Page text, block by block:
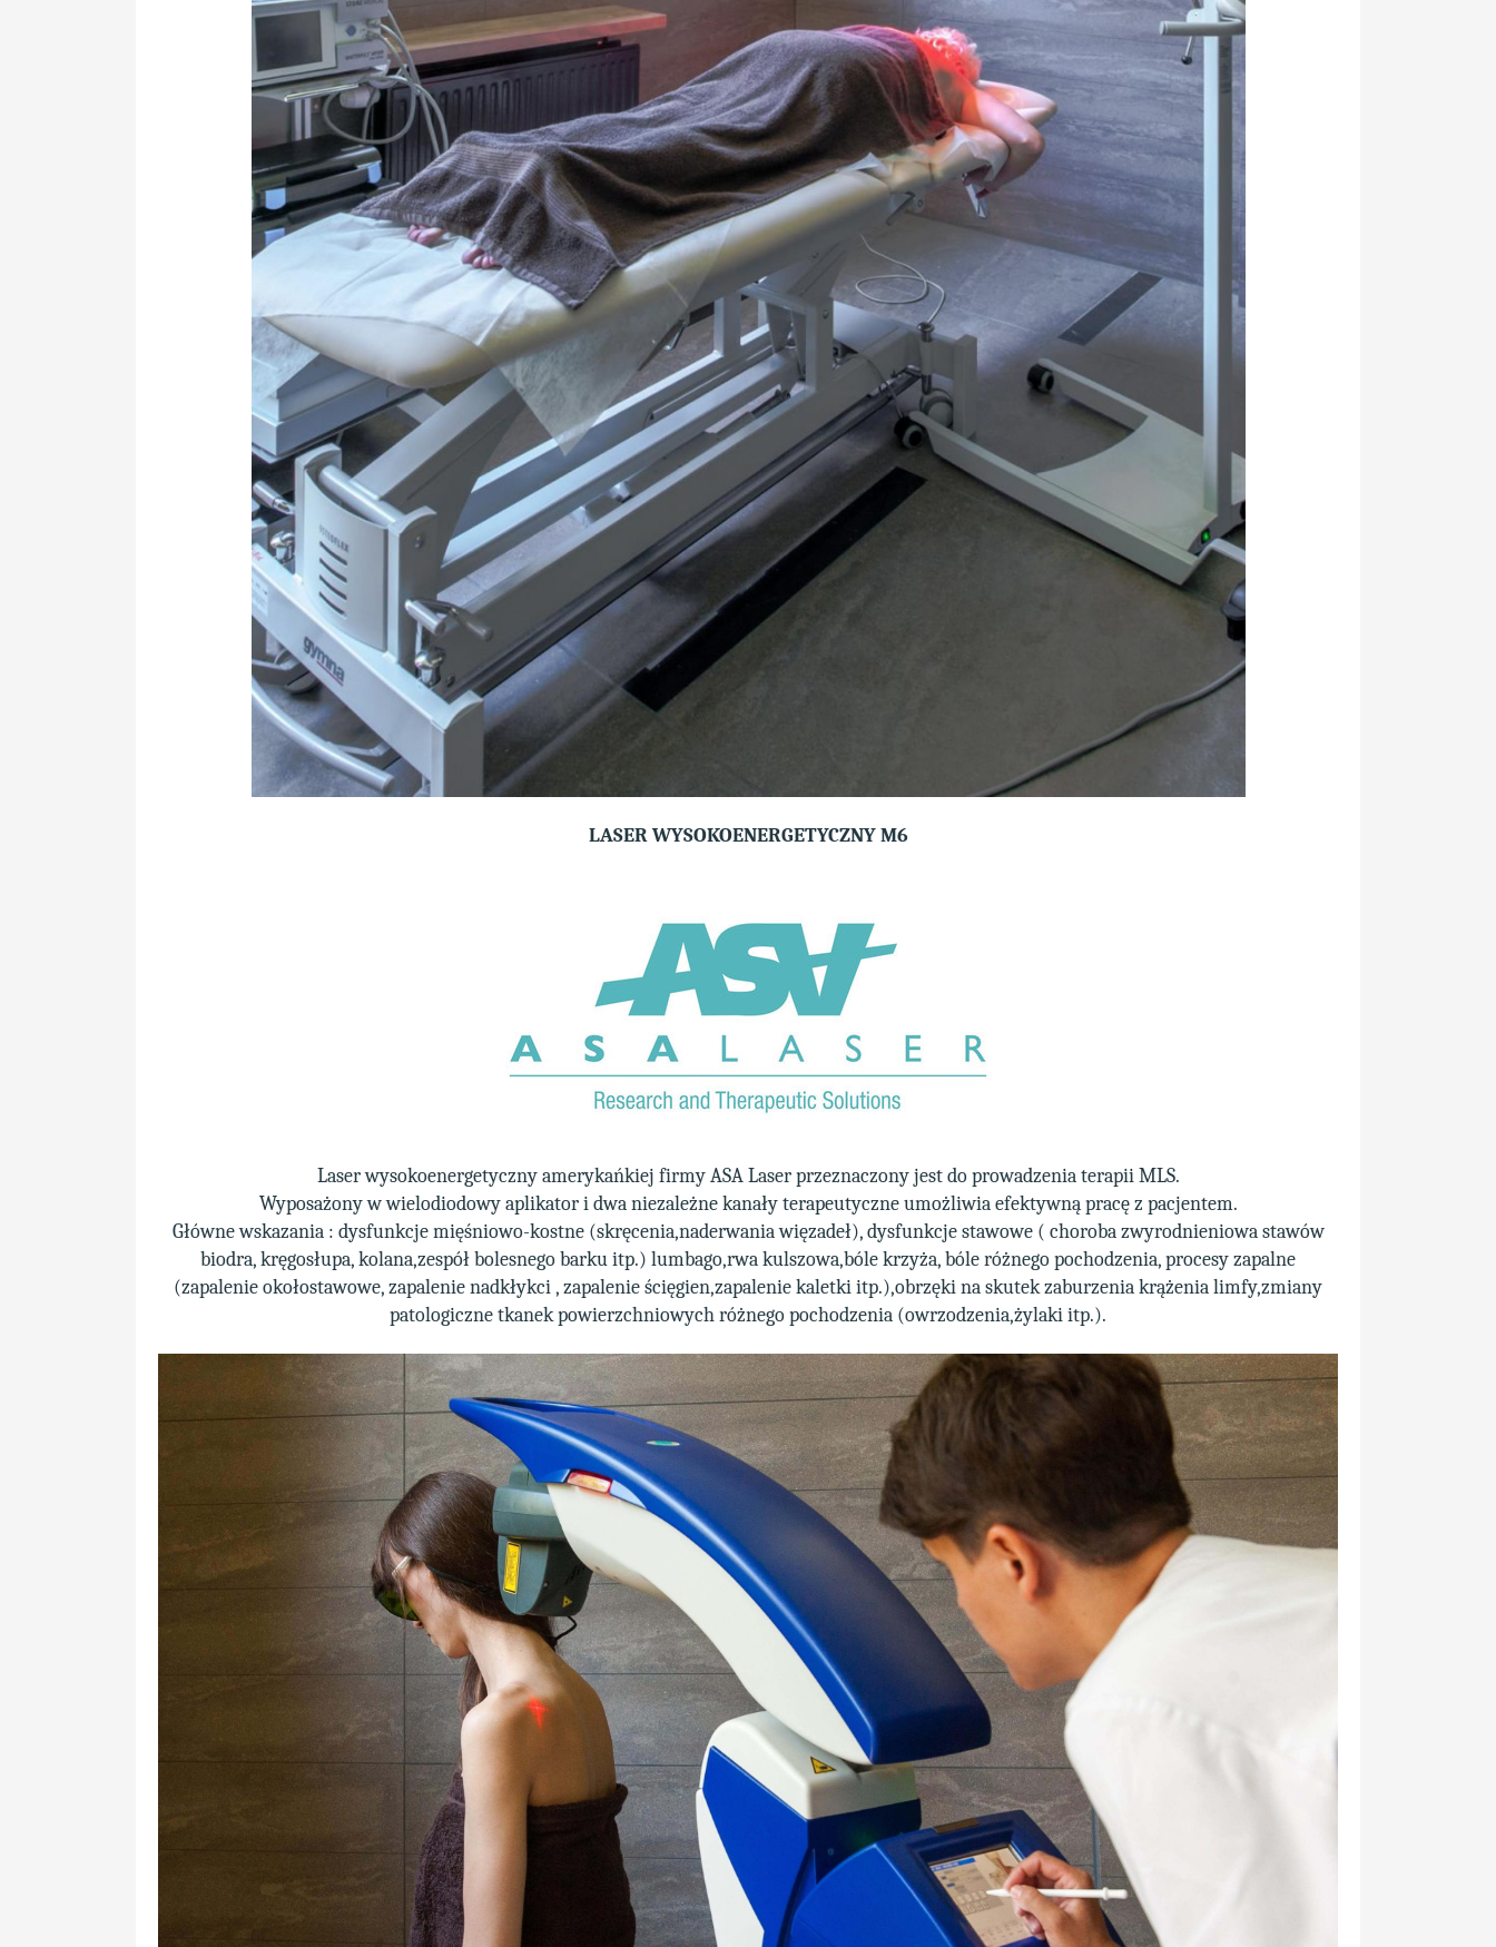
LASER WYSOKOENERGETYCZNY M6
Laser wysokoenergetyczny amerykańkiej firmy ASA Laser przeznaczony jest do prowadzenia terapii MLS.
Wyposażony w wielodiodowy aplikator i dwa niezależne kanały terapeutyczne umożliwia efektywną pracę z pacjentem.
Główne wskazania : dysfunkcje mięśniowo-kostne (skręcenia,naderwania więzadeł), dysfunkcje stawowe ( choroba zwyrodnieniowa stawów
biodra, kręgosłupa, kolana,zespół bolesnego barku itp.) lumbago,rwa kulszowa,bóle krzyża, bóle różnego pochodzenia, procesy zapalne
(zapalenie okołostawowe, zapalenie nadkłykci , zapalenie ścięgien,zapalenie kaletki itp.),obrzęki na skutek zaburzenia krążenia limfy,zmiany
patologiczne tkanek powierzchniowych różnego pochodzenia (owrzodzenia,żylaki itp.).